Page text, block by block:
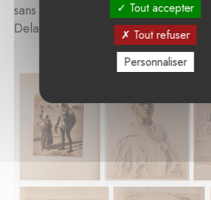
sans rappeler la façon de procéder
Delacroix.
Tout accepter
Tout refuser
Personnaliser